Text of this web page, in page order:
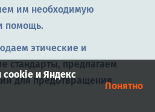
им необходимую
помощь.
этические и
стандарты, предлагаем
для предотвращения
и Яндекс
Понятно